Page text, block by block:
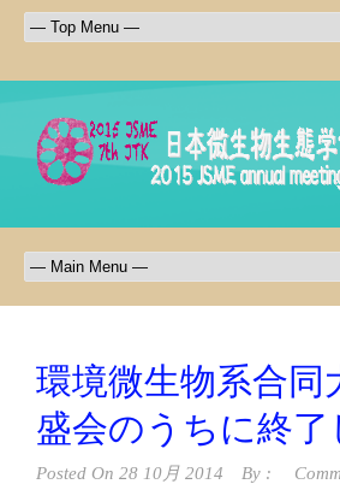
環境微生物系合同
盛会のうちに終
Posted On 28 10月 2014 By :